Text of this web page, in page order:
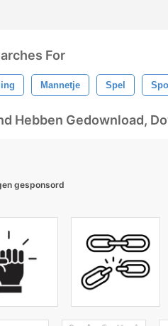
For
Mannetje Spel
Hebben Gedownload,
gesponsord